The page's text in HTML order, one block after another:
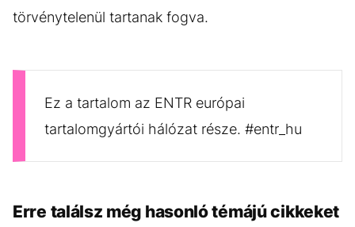
törvénytelenül tartanak fogva.
Ez a tartalom az ENTR európai
tartalomgyártói hálózat része. #entr_hu
Erre találsz még hasonló témájú cikkeket